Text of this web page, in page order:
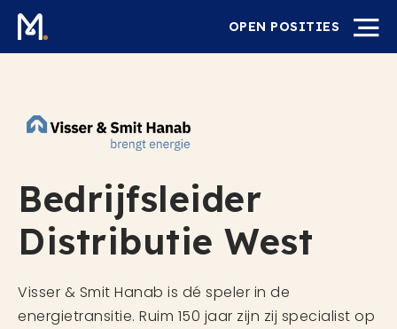
OPEN POSITIES
Bedrijfsleider
Distributie West
Visser & Smit Hanab is dé speler in de
energietransitie. Ruim 150 jaar zijn zij specialist op